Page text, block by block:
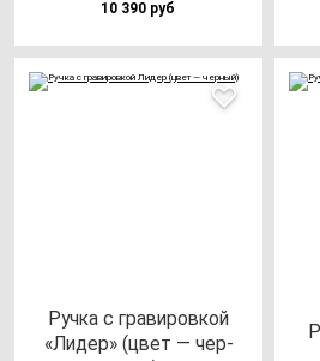
10 390 руб
Руч­ка с гра­ви­ров­кой
«Лидер» (цвет — чер­